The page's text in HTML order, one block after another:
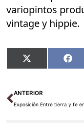
variopintos
vintage y hippie.
Compartir
en
X
(Twitter) en
Ant
ANTERIOR
Exposición Entre tierra y fe